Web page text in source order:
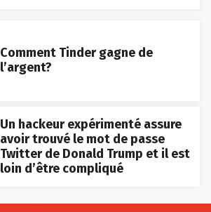
Comment Tinder gagne de
l’argent?
Un hackeur expérimenté assure
avoir trouvé le mot de passe
Twitter de Donald Trump et il est
loin d’être compliqué